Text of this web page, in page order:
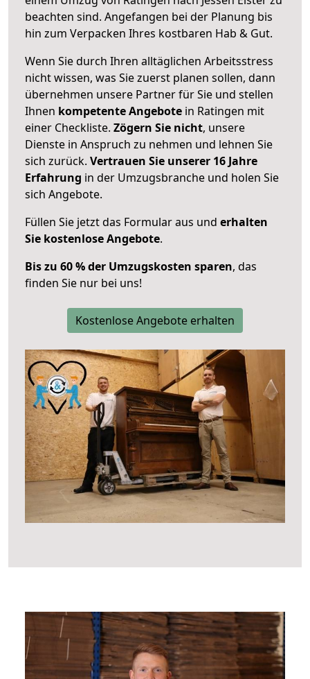
beachten sind. Angefangen bei der Planung bis
hin zum Verpacken Ihres kostbaren Hab & Gut.
Wenn Sie durch Ihren alltäglichen Arbeitsstress
nicht wissen, was Sie zuerst planen sollen, dann
übernehmen unsere Partner für Sie und stellen
Ihnen kompetente Angebote in Ratingen mit
einer Checkliste. Zögern Sie nicht, unsere
Dienste in Anspruch zu nehmen und lehnen Sie
sich zurück. Vertrauen Sie unserer 16 Jahre
Erfahrung in der Umzugsbranche und holen Sie
sich Angebote.
Füllen Sie jetzt das Formular aus und erhalten
Sie kostenlose Angebote.
Bis zu 60 % der Umzugskosten sparen, das
finden Sie nur bei uns!
Kostenlose Angebote erhalten